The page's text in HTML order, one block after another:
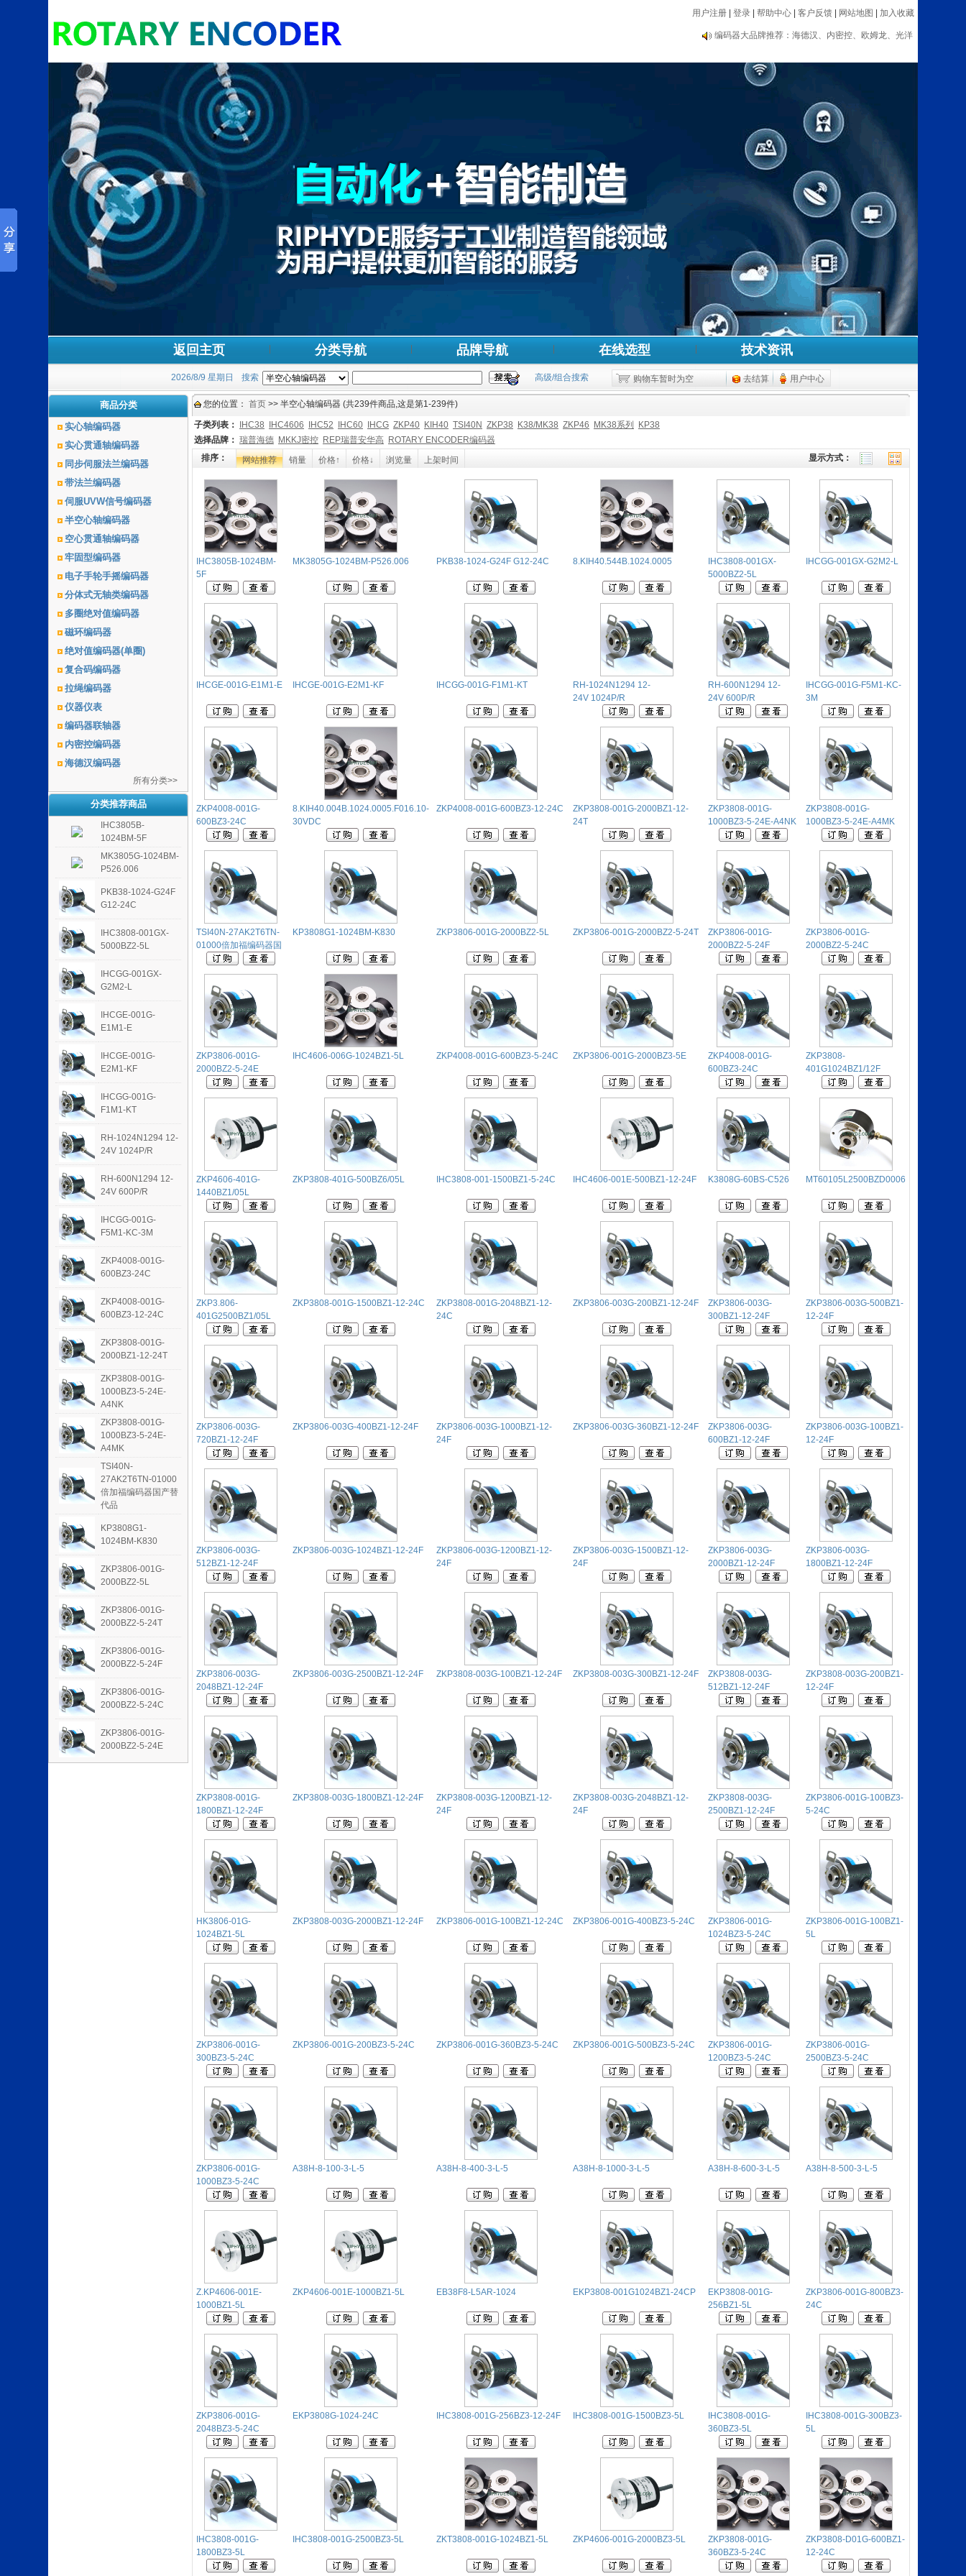
用户注册 登录 帮助中心 客户反馈 网站地图 加入收藏
编码器大品牌推荐：海德汉、内密控、欧姆龙、光洋
速器等设备
编码器大品牌推荐：海德汉、内密控、欧姆龙、光洋
自动化类：传感器、编码器、电子手轮、数显表、测
返回主页 分类导航 品牌导航 在线选型 技术资讯
2026/8/9 星期日 搜索 高级/组合搜索 购物车暂时为空 去结算 用户中心
商品分类
实心轴编码器
实心贯通轴编码器
同步伺服法兰编码器
带法兰编码器
伺服UVW信号编码器
半空心轴编码器
空心贯通轴编码器
牢固型编码器
电子手轮手摇编码器
分体式无轴类编码器
多圈绝对值编码器
磁环编码器
绝对值编码器(单圈)
复合码编码器
拉绳编码器
仪器仪表
编码器联轴器
内密控编码器
海德汉编码器
所有分类>>
分类推荐商品
IHC3805B-
1024BM-5F
MK3805G-1024BM-
P526.006
PKB38-1024-G24F
G12-24C
IHC3808-001GX-
5000BZ2-5L
IHCGG-001GX-
G2M2-L
IHCGE-001G-
E1M1-E
IHCGE-001G-
E2M1-KF
IHCGG-001G-
F1M1-KT
RH-1024N1294 12-
24V 1024P/R
RH-600N1294 12-
24V 600P/R
IHCGG-001G-
F5M1-KC-3M
ZKP4008-001G-
600BZ3-24C
ZKP4008-001G-
600BZ3-12-24C
ZKP3808-001G-
2000BZ1-12-24T
ZKP3808-001G-
1000BZ3-5-24E-
A4NK
ZKP3808-001G-
1000BZ3-5-24E-
A4MK
TSI40N-
27AK2T6TN-01000
倍加福编码器国产替
代品
KP3808G1-
1024BM-K830
ZKP3806-001G-
2000BZ2-5L
ZKP3806-001G-
2000BZ2-5-24T
ZKP3806-001G-
2000BZ2-5-24F
ZKP3806-001G-
2000BZ2-5-24C
ZKP3806-001G-
2000BZ2-5-24E
您的位置： 首页 >> 半空心轴编码器 (共239件商品,这是第1-239件)
子类列表： IHC38 IHC4606 IHC52 IHC60 IHCG ZKP40 KIH40 TSI40N ZKP38 K38/MK38 ZKP46 MK38系列
KP38
选择品牌： 瑞普海德 MKKJ密控 REP瑞普安华高 ROTARY ENCODER编码器
排序：
网站推荐 销量 价格↑ 价格↓ 浏览量 上架时间 显示方式：
IHC3805B-1024BM-
5F
MK3805G-1024BM-P526.006 PKB38-1024-G24F G12-24C 8.KIH40.544B.1024.0005
IHC3808-001GX-
5000BZ2-5L
IHCGG-001GX-G2M2-L
IHCGE-001G-E1M1-E IHCGE-001G-E2M1-KF IHCGG-001G-F1M1-KT
RH-1024N1294 12-
24V 1024P/R
RH-600N1294 12-
24V 600P/R
IHCGG-001G-F5M1-KC-
3M
ZKP4008-001G-
600BZ3-24C
8.KIH40.004B.1024.0005.F016.10-
30VDC
ZKP4008-001G-600BZ3-12-24C
ZKP3808-001G-2000BZ1-12-
24T
ZKP3808-001G-
1000BZ3-5-24E-A4NK
ZKP3808-001G-
1000BZ3-5-24E-A4MK
TSI40N-27AK2T6TN-
01000倍加福编码器国
产替代品
KP3808G1-1024BM-K830 ZKP3806-001G-2000BZ2-5L ZKP3806-001G-2000BZ2-5-24T
ZKP3806-001G-
2000BZ2-5-24F
ZKP3806-001G-
2000BZ2-5-24C
ZKP3806-001G-
2000BZ2-5-24E
IHC4606-006G-1024BZ1-5L ZKP4008-001G-600BZ3-5-24C ZKP3806-001G-2000BZ3-5E
ZKP4008-001G-
600BZ3-24C
ZKP3808-
401G1024BZ1/12F
ZKP4606-401G-
1440BZ1/05L
ZKP3808-401G-500BZ6/05L IHC3808-001-1500BZ1-5-24C IHC4606-001E-500BZ1-12-24F K3808G-60BS-C526 MT60105L2500BZD0006
ZKP3.806-
401G2500BZ1/05L
ZKP3808-001G-1500BZ1-12-24C
ZKP3808-001G-2048BZ1-12-
24C
ZKP3806-003G-200BZ1-12-24F
ZKP3806-003G-
300BZ1-12-24F
ZKP3806-003G-500BZ1-
12-24F
ZKP3806-003G-
720BZ1-12-24F
ZKP3806-003G-400BZ1-12-24F
ZKP3806-003G-1000BZ1-12-
24F
ZKP3806-003G-360BZ1-12-24F
ZKP3806-003G-
600BZ1-12-24F
ZKP3806-003G-100BZ1-
12-24F
ZKP3806-003G-
512BZ1-12-24F
ZKP3806-003G-1024BZ1-12-24F
ZKP3806-003G-1200BZ1-12-
24F
ZKP3806-003G-1500BZ1-12-
24F
ZKP3806-003G-
2000BZ1-12-24F
ZKP3806-003G-
1800BZ1-12-24F
ZKP3806-003G-
2048BZ1-12-24F
ZKP3806-003G-2500BZ1-12-24F ZKP3808-003G-100BZ1-12-24F ZKP3808-003G-300BZ1-12-24F
ZKP3808-003G-
512BZ1-12-24F
ZKP3808-003G-200BZ1-
12-24F
ZKP3808-001G-
1800BZ1-12-24F
ZKP3808-003G-1800BZ1-12-24F
ZKP3808-003G-1200BZ1-12-
24F
ZKP3808-003G-2048BZ1-12-
24F
ZKP3808-003G-
2500BZ1-12-24F
ZKP3806-001G-100BZ3-
5-24C
HK3806-01G-
1024BZ1-5L
ZKP3808-003G-2000BZ1-12-24F ZKP3806-001G-100BZ1-12-24C ZKP3806-001G-400BZ3-5-24C
ZKP3806-001G-
1024BZ3-5-24C
ZKP3806-001G-100BZ1-
5L
ZKP3806-001G-
300BZ3-5-24C
ZKP3806-001G-200BZ3-5-24C ZKP3806-001G-360BZ3-5-24C ZKP3806-001G-500BZ3-5-24C
ZKP3806-001G-
1200BZ3-5-24C
ZKP3806-001G-
2500BZ3-5-24C
ZKP3806-001G-
1000BZ3-5-24C
A38H-8-100-3-L-5 A38H-8-400-3-L-5 A38H-8-1000-3-L-5 A38H-8-600-3-L-5 A38H-8-500-3-L-5
Z.KP4606-001E-
1000BZ1-5L
ZKP4606-001E-1000BZ1-5L EB38F8-L5AR-1024 EKP3808-001G1024BZ1-24CP
EKP3808-001G-
256BZ1-5L
ZKP3806-001G-800BZ3-
24C
ZKP3806-001G-
2048BZ3-5-24C
EKP3808G-1024-24C IHC3808-001G-256BZ3-12-24F IHC3808-001G-1500BZ3-5L
IHC3808-001G-
360BZ3-5L
IHC3808-001G-300BZ3-
5L
IHC3808-001G-
1800BZ3-5L
IHC3808-001G-2500BZ3-5L ZKT3808-001G-1024BZ1-5L ZKP4606-001G-2000BZ3-5L
ZKP3808-001G-
360BZ3-5-24C
ZKP3808-D01G-600BZ1-
12-24C